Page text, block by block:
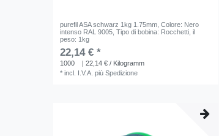
purefil ASA schwarz 1kg 1.75mm , Colore: Nero
intenso RAL 9005 , Tipo di bobina: Rocchetti , il
peso: 1kg
22,14 € *
1000
| 22,14 € / Kilogramm
*incl. I.V.A. piùSpedizione